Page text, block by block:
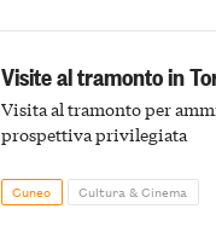
Visite al tramonto in
Visita al tramonto per
prospettiva privilegiata
Cuneo Cultura & Cinema